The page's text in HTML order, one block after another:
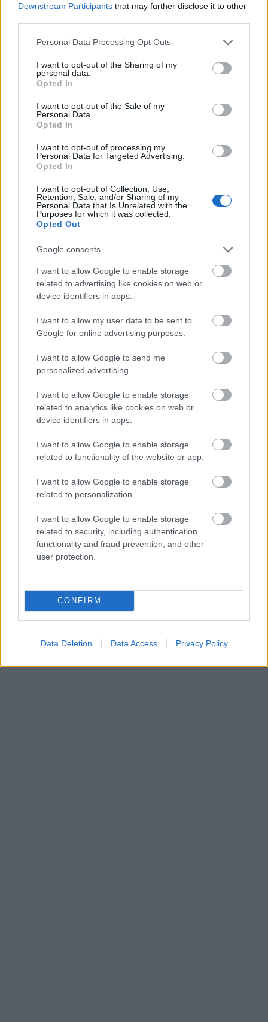
Downstream Participants that may further disclose it to other
Please note that this website/app uses one or more Google
not limited to your visit or usage behaviour. You may click to
grant or deny consent to Google and its third-party tags to
use your data for below specified purposes in below Google
consent section.
Personal Data Processing Opt Outs
I want to opt-out of the Sharing of my
personal data.
Opted In
I want to opt-out of the Sale of my
Personal Data.
Opted In
I want to opt-out of processing my
Personal Data for Targeted Advertising.
Opted In
I want to opt-out of Collection, Use,
Retention, Sale, and/or Sharing of my
Personal Data that Is Unrelated with the
Purposes for which it was collected.
Opted Out
Google consents
I want to allow Google to enable storage
related to advertising like cookies on web or
device identifiers in apps.
I want to allow my user data to be sent to
Google for online advertising purposes.
I want to allow Google to send me
personalized advertising.
I want to allow Google to enable storage
related to analytics like cookies on web or
device identifiers in apps.
I want to allow Google to enable storage
related to functionality of the website or app.
I want to allow Google to enable storage
related to personalization.
I want to allow Google to enable storage
related to security, including authentication
functionality and fraud prevention, and other
user protection.
CONFIRM
Data Deletion Data Access Privacy Policy
Δείτε επίσηςΤα 7 “κρυμμένα” διαμάντια του
δεν φαντάζεστε!
Η τιμή ανά διανυκτέρευση εξαρτάται από την
περίοδο που θα το επισκεφτείτε (τον
ξεκινά
από 61 ευρώ τη βραδιά).
Αν σκέφτεστε να επισκεφτείτε την Ίο, το
Place είναι ηΝο.1 επιλογή . Δείτε τις παρακάτω
φωτογραφίες και θα καταλάβετε: